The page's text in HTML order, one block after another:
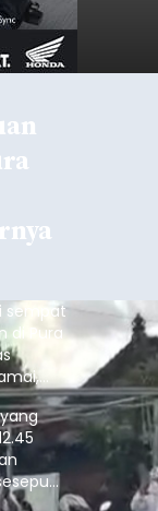
sempat
di Pura